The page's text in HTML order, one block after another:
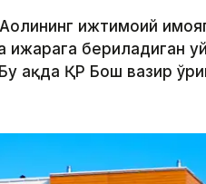
ижтимоий
ижарага бериладиган
ҳақда ҚР Бош вазир